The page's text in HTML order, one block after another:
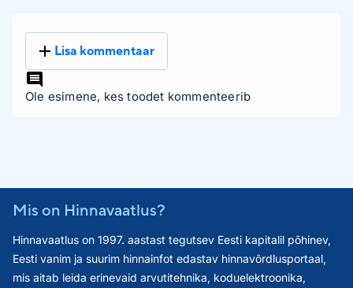
Lisa kommentaar
Ole esimene, kes toodet kommenteerib
Mis on Hinnavaatlus?
Hinnavaatlus on 1997. aastast tegutsev Eesti kapitalil põhinev,
Eesti vanim ja suurim hinnainfot edastav hinnavõrdlusportaal,
mis aitab leida erinevaid arvutitehnika, koduelektroonika,